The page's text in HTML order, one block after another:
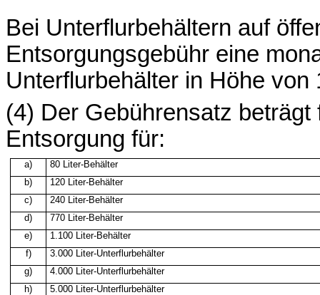
Bei Unterflurbehältern auf
Entsorgungsgebühr eine
Unterflurbehälter in Höhe von
(4) Der Gebührensatz
Entsorgung für:
a) 80
Liter-Behälter
b)
120 Liter-Behälter
c)
240
Liter-Behälter
d)
770 Liter-Behälter
e)
1.100 Liter-Behälter
f)
3.000 Liter-Unterflurbehälter
g)
4.000 Liter-Unterflurbehälter
h)
5.000 Liter-Unterflurbehälter